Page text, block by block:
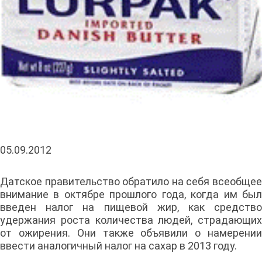
05.09.2012
Датское правительство обратило на себя всеобщее
внимание в октябре прошлого года, когда им был
введен налог на пищевой жир, как средство
удержания роста количества людей, страдающих
от ожирения. Они также объявили о намерении
ввести аналогичный налог на сахар в 2013 году.